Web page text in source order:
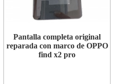
Pantalla completa original
reparada con marco de OPPO
find x2 pro